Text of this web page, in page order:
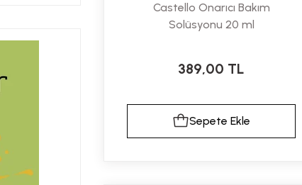
Castello Onarıcı Bakım
Solüsyonu 20 ml
389,00 TL
Sepete Ekle